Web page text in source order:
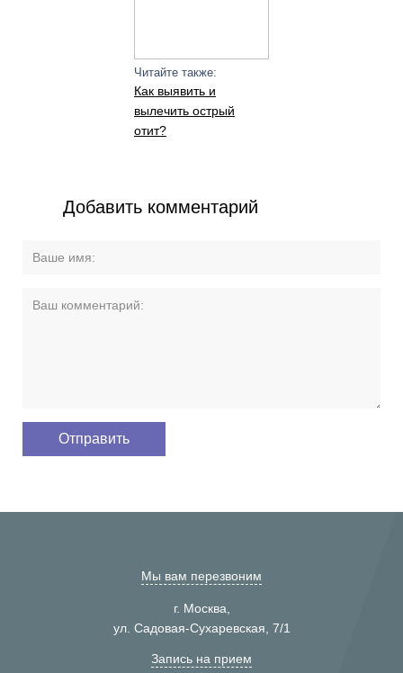
Читайте также:
Как выявить и
вылечить острый
отит?
Добавить комментарий
Мы вам перезвоним
г. Москва,
ул. Садовая-Сухаревская, 7/1
Запись на прием